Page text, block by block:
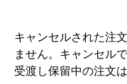
キャンセルされた注
ません。キャンセル
受渡し保留中の注文